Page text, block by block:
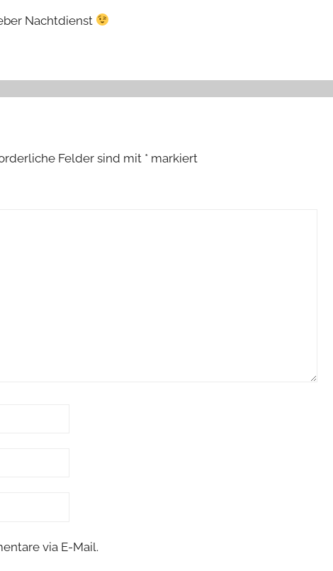
Nachtdienst
Felder sind mit * markiert
via E-Mail.